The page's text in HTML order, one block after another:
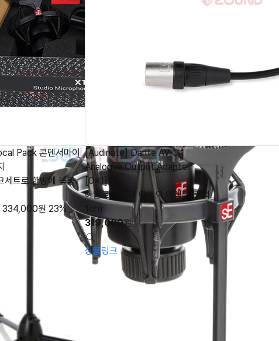
Pack 콘덴서마이
세트로 한방에 녹음
334,000원 23%
[Audinate] Dante AVIO
Analogue Output Adapter
[0x1]
아날로그 단테 아비오 어댑터(출력
1ch)
319,000원
상품링크